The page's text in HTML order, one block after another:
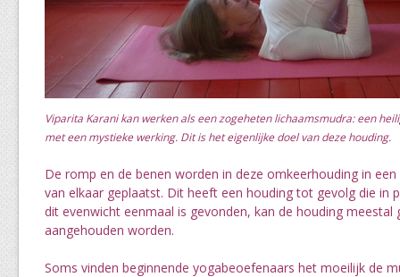
Viparita Karani kan werken als een zogeheten lichaamsmudra: een
met een mystieke werking. Dit is het eigenlijke doel van deze houding.
De romp en de benen worden in deze omkeerhouding in
van elkaar geplaatst. Dit heeft een houding tot gevolg die in
dit evenwicht eenmaal is gevonden, kan de houding meestal
aangehouden worden.
Soms vinden beginnende yogabeoefenaars het moeilijk de